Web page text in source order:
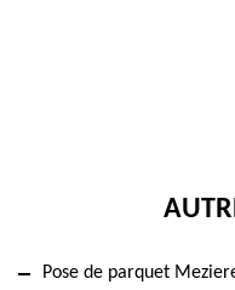
Pose de parquet